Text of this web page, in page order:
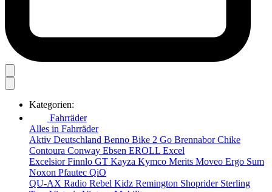
Kategorien:
Fahrräder
Alles in Fahrräder
Aktiv Deutschland Benno Bike 2 Go Brennabor Chike
Contoura Conway Ebsen EROLL Excel
Excelsior Finnlo GT Kayza Kymco Merits Moveo Ergo Sum
Noxon Pfautec QiO
QU-AX Radio Rebel Kidz Remington Shoprider Sterling